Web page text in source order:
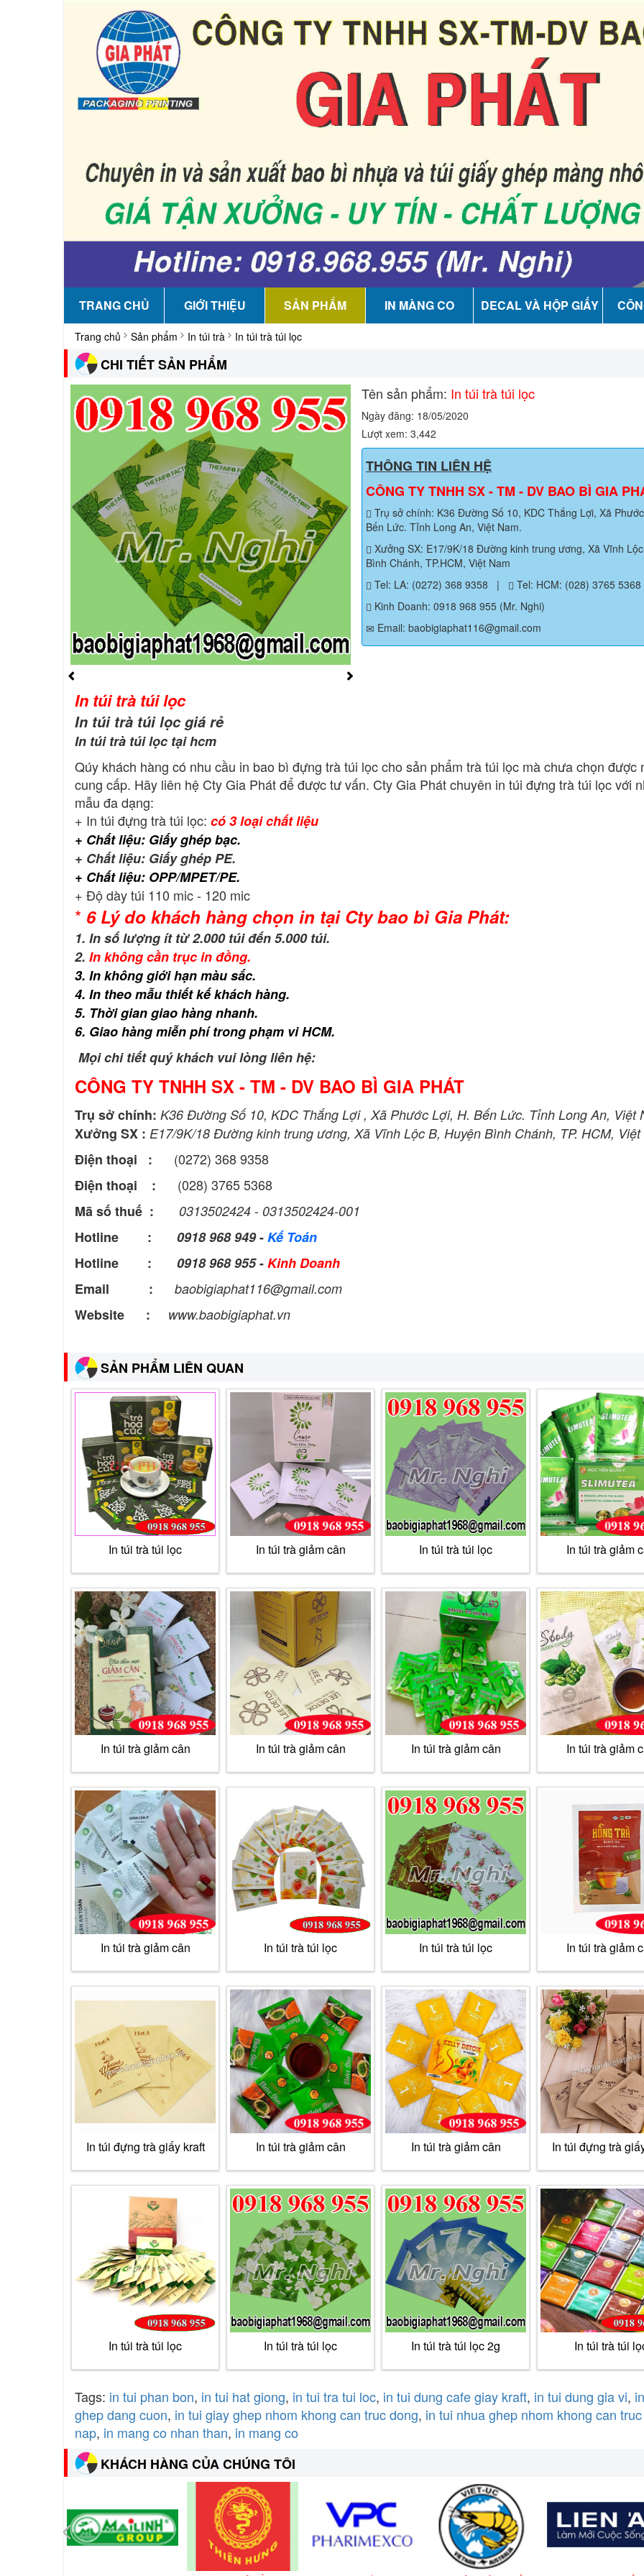
TRANG CHỦ GIỚI THIỆU SẢN PHẨM IN MÀNG CO DECAL VÀ HỘP GIẤY
Trang chủ Sản phẩm In túi trà In túi trà túi lọc
CHI TIẾT SẢN PHẨM
Tên sản phẩm: In túi trà túi lọc
Ngày đăng: 18/05/2020
Lượt xem: 3,442
THÔNG TIN LIÊN HỆ
CÔNG TY TNHH SX - TM - DV BAO BÌ GIA
Trụ sở chính: K36 Đường Số 10, KDC Thắng Lợi, Xã
Bến Lức. Tỉnh Long An, Việt Nam.
Xưởng SX: E17/9K/18 Đường kinh trung ương, Xã Vĩnh
Bình Chánh, TP.HCM, Việt Nam
Tel: LA: (0272) 368 9358 |
Tel: HCM: (028) 3765 5368
Kinh Doanh: 0918 968 955 (Mr. Nghi)
Email: baobigiaphat116@gmail.com
In túi trà túi lọc
In túi trà túi lọc giá rẻ
In túi trà túi lọc tại hcm
Qúy khách hàng có nhu cầu in bao bì đựng trà túi lọc cho sản phẩm trà túi lọc mà chưa chọn được
cung cấp. Hãy liên hệ Cty Gia Phát để được tư vấn. Cty Gia Phát chuyên in túi đựng trà túi lọc với
mẫu đa dạng:
+ In túi đựng trà túi lọc: có 3 loại chất liệu
+ Chất liệu: Giấy ghép bạc.
+ Chất liệu: Giấy ghép PE.
+ Chất liệu: OPP/MPET/PE.
+ Độ dày túi 110 mic - 120 mic
* 6 Lý do khách hàng chọn in tại Cty bao bì Gia Phát:
1. In số lượng ít từ 2.000 túi đến 5.000 túi.
2. In không cần trục in đồng.
3. In không giới hạn màu sắc.
4. In theo mẫu thiết kế khách hàng.
5. Thời gian giao hàng nhanh.
6. Giao hàng miễn phí trong phạm vi HCM.
Mọi chi tiết quý khách vui lòng liên hệ:
CÔNG TY TNHH SX - TM - DV BAO BÌ GIA PHÁT
Trụ sở chính: K36 Đường Số 10, KDC Thắng Lợi , Xã Phước Lợi, H. Bến Lức. Tỉnh Long An, Việt
Xưởng SX : E17/9K/18 Đường kinh trung ương, Xã Vĩnh Lộc B, Huyện Bình Chánh, TP. HCM, Việt
Điện thoại : (0272) 368 9358
Điện thoại : (028) 3765 5368
Mã số thuế :
0313502424 - 0313502424-001
Hotline : 0918 968 949-Kế Toán
Hotline : 0918 968 955-Kinh Doanh
Email :
baobigiaphat116@gmail.com
Website : www.baobigiaphat.vn
SẢN PHẨM LIÊN QUAN
In túi trà túi lọc In túi trà giảm cân In túi trà túi lọc In túi trà giảm
In túi trà giảm cân In túi trà giảm cân In túi trà giảm cân In túi trà giảm
In túi trà giảm cân In túi trà túi lọc In túi trà túi lọc In túi trà giảm
In túi đựng trà giấy kraft In túi trà giảm cân In túi trà giảm cân In túi đựng trà
In túi trà túi lọc In túi trà túi lọc In túi trà túi lọc 2g In túi trà túi
Tags: in tui phan bon, in tui hat giong, in tui tra tui loc, in tui dung cafe giay kraft, in tui dung gia vi,
ghep dang cuon, in tui giay ghep nhom khong can truc dong, in tui nhua ghep nhom khong can
nap, in mang co nhan than, in mang co
KHÁCH HÀNG CỦA CHÚNG TÔI